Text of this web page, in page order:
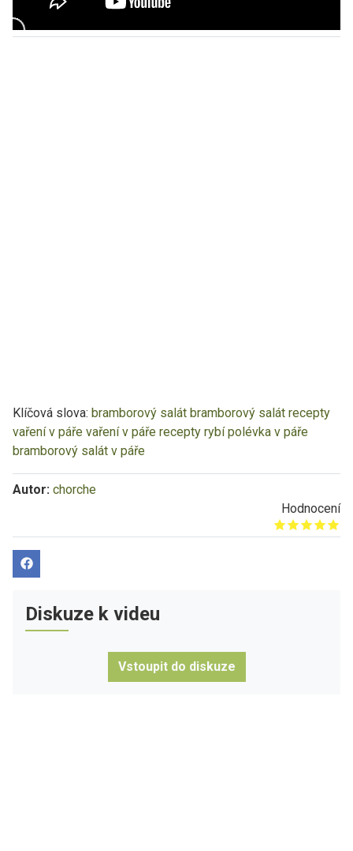
Klíčová slova: bramborový salát bramborový salát recepty
vaření v páře vaření v páře recepty rybí polévka v páře
bramborový salát v páře
Autor: chorche
Hodnocení
Give it 1/5
Give it 2/5
Give it 3/5
Give it 4/5
Give it 5/5
Diskuze k videu
Vstoupit do diskuze